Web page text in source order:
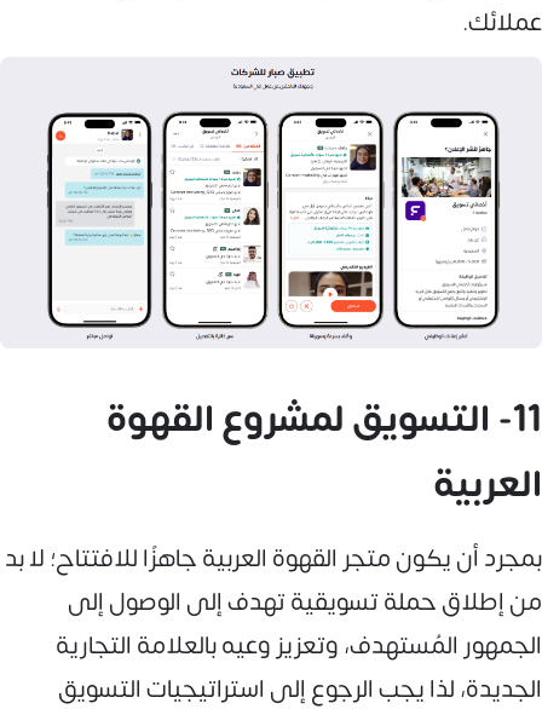
عملائك.
11- التسويق لمشروع القهوة
العربية
بمجرد أن يكون متجر القهوة العربية جاهزًا للافتتاح؛ لا بد
من إطلاق حملة تسويقية تهدف إلى الوصول إلى
الجمهور المُستهدف، وتعزيز وعيه بالعلامة التجارية
الجديدة، لذا يجب الرجوع إلى استراتيجيات التسويق